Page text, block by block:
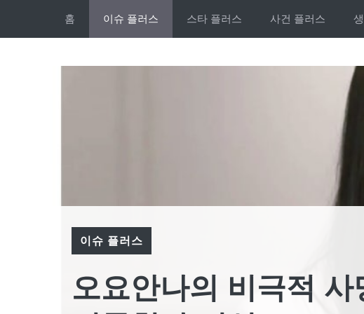
홈 이슈 플러스 스타 플러스 사건 플러스
이슈 플러스
오요안나의 비극적